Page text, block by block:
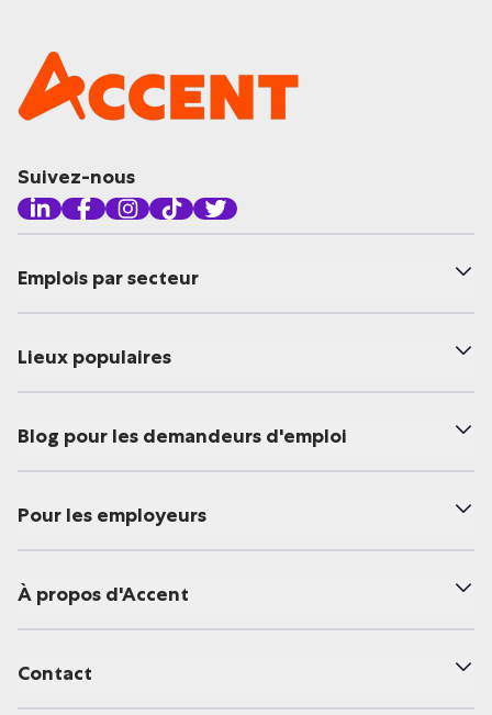
Suivez-nous
Emplois par secteur
Lieux populaires
Blog pour les demandeurs d'emploi
Pour les employeurs
À propos d'Accent
Contact